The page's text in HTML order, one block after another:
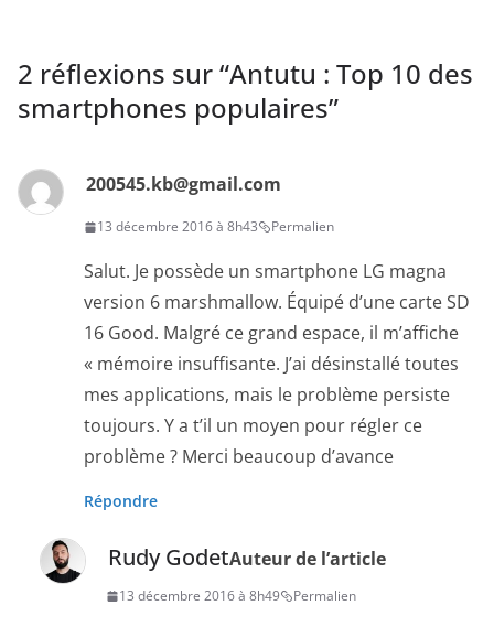
2 réflexions sur “Antutu : Top 10 des
smartphones populaires”
200545.kb@gmail.com
13 décembre 2016 à 8h43 Permalien
Salut. Je possède un smartphone LG magna
version 6 marshmallow. Équipé d’une carte SD
16 Good. Malgré ce grand espace, il m’affiche
« mémoire insuffisante. J’ai désinstallé toutes
mes applications, mais le problème persiste
toujours. Y a t’il un moyen pour régler ce
problème ? Merci beaucoup d’avance
Répondre
Rudy GodetAuteur de l’article
13 décembre 2016 à 8h49 Permalien